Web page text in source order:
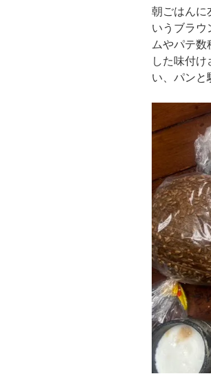
朝ごはんに
いうブラウ
ムやパテ
した味付
い、パンと